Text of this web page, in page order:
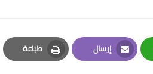
إرسال
Email
طباعة
Print